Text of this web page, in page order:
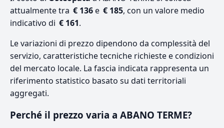
attualmente tra € 136e € 185, con un valore medio
indicativo di € 161.
Le variazioni di prezzo dipendono da complessità del
servizio, caratteristiche tecniche richieste e condizioni
del mercato locale. La fascia indicata rappresenta un
riferimento statistico basato su dati territoriali
aggregati.
Perché il prezzo varia a ABANO TERME?